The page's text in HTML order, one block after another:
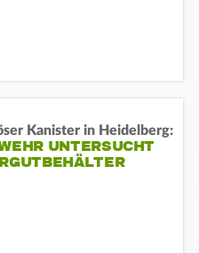
Kanister in Heidelberg:
UNTERSUCHT